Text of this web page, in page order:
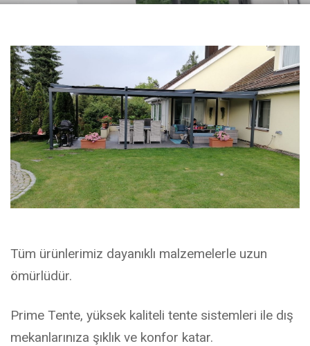
Tüm ürünlerimiz dayanıklı malzemelerle uzun
ömürlüdür.
Prime Tente, yüksek kaliteli tente sistemleri ile dış
mekanlarınıza şıklık ve konfor katar.